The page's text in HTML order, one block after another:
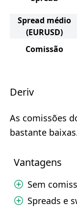
Spread médio
(EURUSD)
Comissão
Deriv
As comissões
bastante
Vantagens
Sem
Spreads e